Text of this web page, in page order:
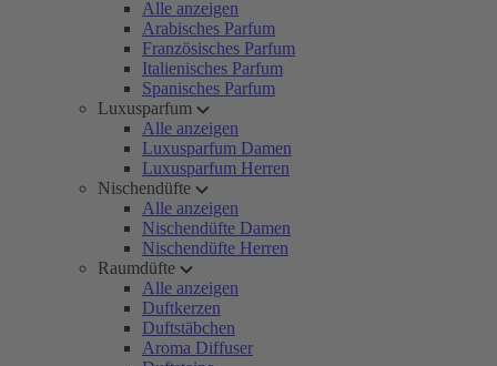
Alle anzeigen
Arabisches Parfum
Französisches Parfum
Italienisches Parfum
Spanisches Parfum
Luxusparfum
Alle anzeigen
Luxusparfum Damen
Luxusparfum Herren
Nischendüfte
Alle anzeigen
Nischendüfte Damen
Nischendüfte Herren
Raumdüfte
Alle anzeigen
Duftkerzen
Duftstäbchen
Aroma Diffuser